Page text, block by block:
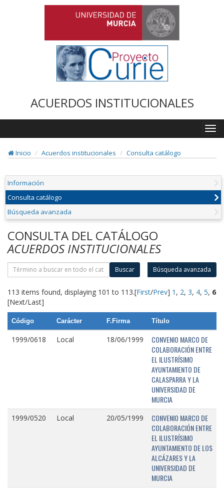
ACUERDOS INSTITUCIONALES
Inicio
Acuerdos institucionales Consulta catálogo
Información
Consulta catálogo
Búsqueda avanzada
CONSULTA DEL CATÁLOGO
ACUERDOS INSTITUCIONALES
Buscar Búsqueda avanzada
113 items found, displaying 101 to 113.[First/Prev] 1 , 2, 3, 4, 5, 6
[Next/Last]
Código Carácter F.Firma Título
1999/0618 Local 18/06/1999
CONVENIO MARCO DE
COLABORACIÓN ENTRE
EL ILUSTRÍSIMO
AYUNTAMIENTO DE
CALASPARRA Y LA
UNIVERSIDAD DE
MURCIA
1999/0520 Local 20/05/1999
CONVENIO MARCO DE
COLABORACIÓN ENTRE
EL ILUSTRÍSIMO
AYUNTAMIENTO DE LOS
ALCÁZARES Y LA
UNIVERSIDAD DE
MURCIA